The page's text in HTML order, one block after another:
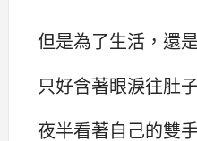
但是為了生活，還
只好含著眼淚往肚
夜半看著自己的雙